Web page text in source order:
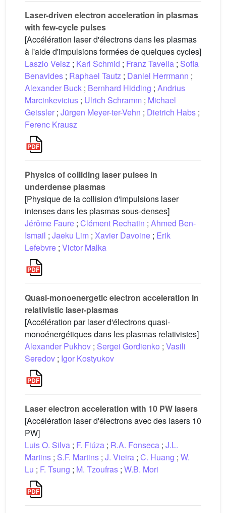
Laser-driven electron acceleration in plasmas
with few-cycle pulses
[Accélération laser d'électrons dans les plasmas
à l'aide d'impulsions formées de quelques cycles]
Laszlo Veisz ; Karl Schmid ; Franz Tavella ; Sofia
Benavides ; Raphael Tautz ; Daniel Herrmann ;
Alexander Buck ; Bernhard Hidding ; Andrius
Marcinkevicius ; Ulrich Schramm ; Michael
Geissler ; Jürgen Meyer-ter-Vehn ; Dietrich Habs ;
Ferenc Krausz
Physics of colliding laser pulses in
underdense plasmas
[Physique de la collision d'impulsions laser
intenses dans les plasmas sous-denses]
Jérôme Faure ; Clément Rechatin ; Ahmed Ben-
Ismail ; Jaeku Lim ; Xavier Davoine ; Erik
Lefebvre ; Victor Malka
Quasi-monoenergetic electron acceleration in
relativistic laser-plasmas
[Accélération par laser d'électrons quasi-
monoénergétiques dans les plasmas relativistes]
Alexander Pukhov ; Sergei Gordienko ; Vasili
Seredov ; Igor Kostyukov
Laser electron acceleration with 10 PW lasers
[Accélération laser d'électrons avec des lasers 10
PW]
Luis O. Silva ; F. Fiúza ; R.A. Fonseca ; J.L.
Martins ; S.F. Martins ; J. Vieira ; C. Huang ; W.
Lu ; F. Tsung ; M. Tzoufras ; W.B. Mori